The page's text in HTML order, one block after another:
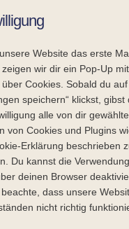
Website das erste
wir dir ein Pop-Up
Cookies. Sobald du auf
speichern“ klickst, gibst
alle von dir
von Cookies und Plugins
Erklärung beschrieben
Du kannst die
deinen Browser
dass unsere
nicht richtig